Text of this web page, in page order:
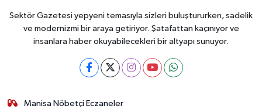
Sektör Gazetesi yepyeni temasıyla sizleri buluştururken, sadelik
ve modernizmi bir araya getiriyor. Şatafattan kaçınıyor ve
insanlara haber okuyabilecekleri bir altyapı sunuyor.
Manisa Nöbetçi Eczaneler